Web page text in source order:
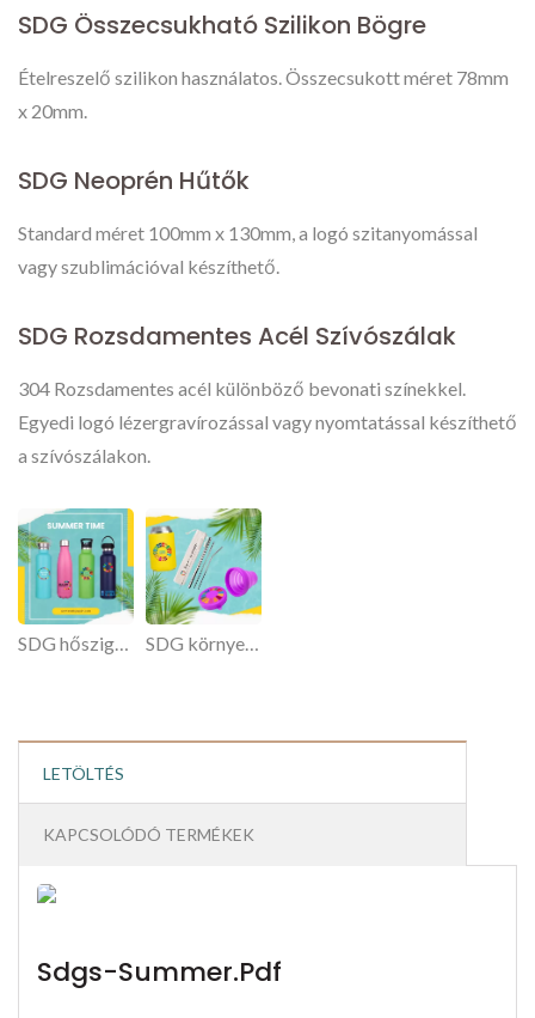
SDG Összecsukható Szilikon Bögre
Ételreszelő szilikon használatos. Összecsukott méret 78mm
x 20mm.
SDG Neoprén Hűtők
Standard méret 100mm x 130mm, a logó szitanyomással
vagy szublimációval készíthető.
SDG Rozsdamentes Acél Szívószálak
304 Rozsdamentes acél különböző bevonati színekkel.
Egyedi logó lézergravírozással vagy nyomtatással készíthető
a szívószálakon.
SDG hőszigetelt palackok SDG környezetbarát termékek
LETÖLTÉS
KAPCSOLÓDÓ TERMÉKEK
Sdgs-Summer.pdf